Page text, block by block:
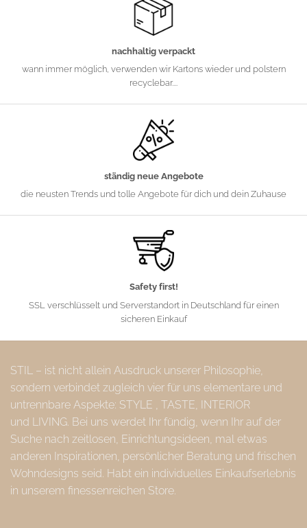
nachhaltig verpackt
wann immer möglich, verwenden wir Kartons wieder und polstern
recyclebar....
ständig neue Angebote
die neusten Trends und tolle Angebote für dich und dein Zuhause
Safety first!
SSL verschlüsselt und Serverstandort in Deutschland für einen
sicheren Einkauf
STIL – ist nicht allein Ausdruck unserer Philosophie,
sondern verbindet zugleich vier für uns elementare und
untrennbare Aspekte: STYLE , TASTE, INTERIOR
und LIVING. Bei uns werdet Ihr fündig, wenn Ihr auf der
Suche nach zeitlosen, Einrichtungsideen, mal etwas
anderen Inspirationen, persönlicher Beratung und frischen
Wohndesigns seid. Habt ein individuelles Einkaufserlebnis
in unserem finessenreichen Store.